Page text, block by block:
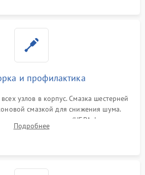
и профилактика
узлов в корпус. Смазка шестерней
смазкой для снижения шума.
материалов (HEPA-фильтров,
Надежная фиксация разъемов и
Подробнее